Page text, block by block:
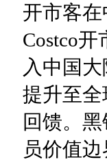
开市客
Costco
入中国
提升至
回馈。
员价值